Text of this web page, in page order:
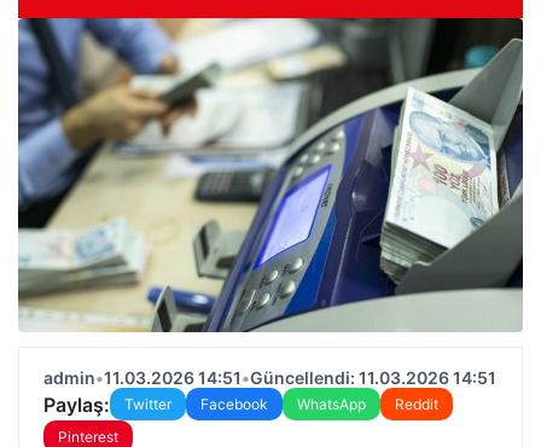
admin•11.03.2026 14:51•Güncellendi: 11.03.2026 14:51
Paylaş: Twitter Facebook WhatsApp
Reddit
Pinterest